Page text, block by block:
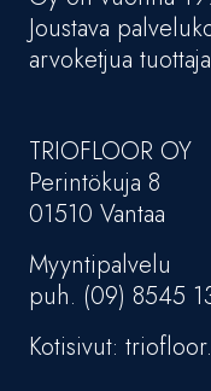
Joustava
arvoketjua
TRIOFLOOR OY
Perintökuja 8
01510 Vantaa
Myyntipalvelu
puh. (09) 8545
Kotisivut: